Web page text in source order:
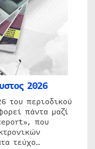
2026
του περιοδικού
πάντα μαζί
που
τεύχο…